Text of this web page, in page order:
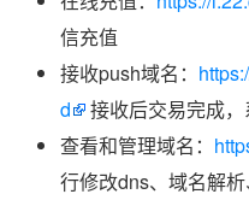
信充值
接收push域名：
d
接收后交易完成，
查看和管理域名：
行修改dns、域名解析